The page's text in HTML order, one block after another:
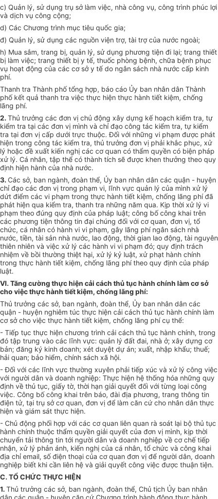
c) Quản lý, sử dụng trụ sở làm việc, nhà công vụ, công trình phúc lợi
và dịch vụ công cộng;
d) Các Chương trình mục tiêu quốc gia;
đ) Quản lý, sử dụng các nguồn viện trợ, tài trợ của nước ngoài;
h) Mua sắm, trang bị, quản lý, sử dụng phương tiện đi lại; trang thiết
bị làm việc; trang thiết bị y tế, thuốc phòng bệnh, chữa bệnh phục
vụ hoạt động của các cơ sở y tế do ngân sách nhà nước cấp kinh
phí.
Thanh tra Thành phố tổng hợp, báo cáo Ủy ban nhân dân Thành
phố kết quả thanh tra việc thực hiện thực hành tiết kiệm, chống
lãng phí.
2. Thủ trưởng các đơn vị chủ động xây dựng kế hoạch kiểm tra, tự
kiểm tra tại các đơn vị mình và chỉ đạo công tác kiểm tra, tự kiểm
tra tại đơn vị cấp dưới trực thuộc. Đối với những vi phạm được phát
hiện trong công tác kiểm tra, thủ trưởng đơn vị phải khắc phục, xử
lý hoặc đề xuất kiến nghị các cơ quan có thẩm quyền có biện pháp
xử lý. Cá nhân, tập thể có thành tích sẽ được khen thưởng theo quy
định hiện hành của nhà nước.
3. Các sở, ban ngành, đoàn thể, Ủy ban nhân dân các quận - huyện
chỉ đạo các đơn vị trong phạm vi, lĩnh vực quản lý của mình xử lý
dứt điểm các vi phạm trong thực hành tiết kiệm, chống lãng phí đã
phát hiện qua kiểm tra, thanh tra những năm qua. Kịp thời xử lý vi
phạm theo đúng quy định của pháp luật; công bố công khai trên
các phương tiện thông tin đại chúng đối với cơ quan, đơn vị, tổ
chức, cá nhân có hành vi vi phạm, gây lãng phí ngân sách nhà
nước, tiền, tài sản nhà nước, lao động, thời gian lao động, tài nguyên
thiên nhiên và việc xử lý các hành vi vi phạm đó; quy định trách
nhiệm về bồi thường thiệt hại, xử lý kỷ luật, xử phạt hành chính
trong thực hành tiết kiệm, chống lãng phí theo quy định của pháp
luật.
VI. Tăng cường thực hiện cải cách thủ tục hành chính làm cơ sở
cho việc thực hành tiết kiệm, chống lãng phí:
Thủ trưởng các sở, ban ngành, đoàn thể, Ủy ban nhân dân các
quận - huyện nghiêm túc thực hiện cải cách thủ tục hành chính làm
cơ sở cho việc thực hành tiết kiệm, chống lãng phí cụ thể:
- Tiếp tục thực hiện chương trình cải cách thủ tục hành chính, trong
đó tập trung vào các lĩnh vực: quản lý đất đai, nhà ở; xây dựng cơ
bản; đăng ký kinh doanh; xét duyệt dự án; xuất, nhập khẩu; thuế;
hải quan; bảo hiểm, chính sách xã hội.
- Đối với các lĩnh vực thường xuyên phải tiếp xúc và xử lý công việc
với người dân và doanh nghiệp: Thực hiện hệ thống hóa những quy
định về thủ tục, giấy tờ, thời hạn giải quyết đối với từng loại công
việc. Công bố công khai trên báo, đài địa phương, trang thông tin
điện tử, tại trụ sở cơ quan, đơn vị để làm căn cứ cho nhân dân thực
hiện và giám sát thực hiện.
- Chủ động phối hợp với các cơ quan liên quan rà soát lại bộ thủ tục
hành chính thuộc thẩm quyền giải quyết của đơn vị mình, kịp thời
chuyển tải thông tin tới người dân và doanh nghiệp về cơ chế tiếp
nhận, xử lý phản ánh, kiến nghị của cá nhân, tổ chức và công khai
địa chỉ email, số điện thoại của cơ quan đơn vị để người dân, doanh
nghiệp biết khi cần liên hệ và giải quyết công việc được thuận tiện.
C. TỔ CHỨC THỰC HIỆN
1. Thủ trưởng các sở, ban ngành, đoàn thể, Chủ tịch Ủy ban nhân
dân các quận - huyện căn cứ Chương trình hành động thực hành